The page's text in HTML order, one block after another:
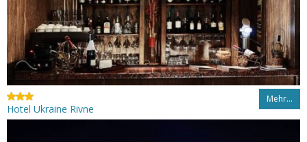
Mehr…
Hotel Ukraine Rivne